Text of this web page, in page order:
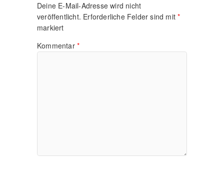
Deine E-Mail-Adresse wird nicht
veröffentlicht. Erforderliche Felder sind mit*
markiert
Kommentar *